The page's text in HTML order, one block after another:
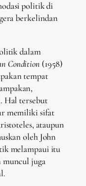
politik di
berkelindan
dalam
Condition (1958)
tempat
Hal tersebut
memiliki sifat
ataupun
oleh John
melampaui itu
muncul juga